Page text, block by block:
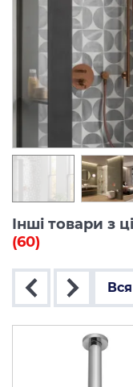
Інші товари з
(60)